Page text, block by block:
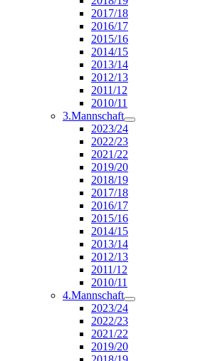
2017/18
2016/17
2015/16
2014/15
2013/14
2012/13
2011/12
2010/11
3.Mannschaft
2023/24
2022/23
2021/22
2019/20
2018/19
2017/18
2016/17
2015/16
2014/15
2013/14
2012/13
2011/12
2010/11
4.Mannschaft
2023/24
2022/23
2021/22
2019/20